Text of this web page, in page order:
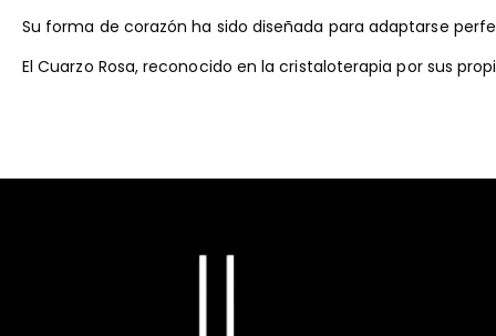
Su forma de corazón ha sido diseñada para adaptarse
El Cuarzo Rosa, reconocido en la cristaloterapia por sus